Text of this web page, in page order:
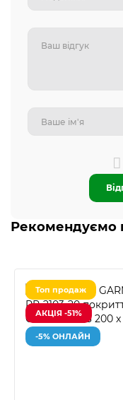
Рекомендуємо
Топ продаж
АКЦІЯ -51%
-5% ОНЛАЙН